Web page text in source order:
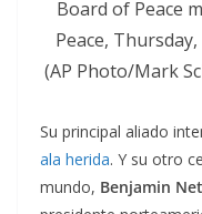
Board of Peace
Peace,
(AP Photo/Mark
Su principal aliado
ala herida. Y su otro
mundo, Benjamin